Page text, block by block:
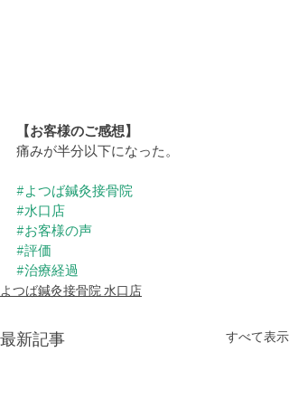
【お客様のご感想】
痛みが半分以下になった。
#よつば鍼灸接骨院
#水口店
#お客様の声
#評価
#治療経過
よつば鍼灸接骨院 水口店
最新記事 すべて表示